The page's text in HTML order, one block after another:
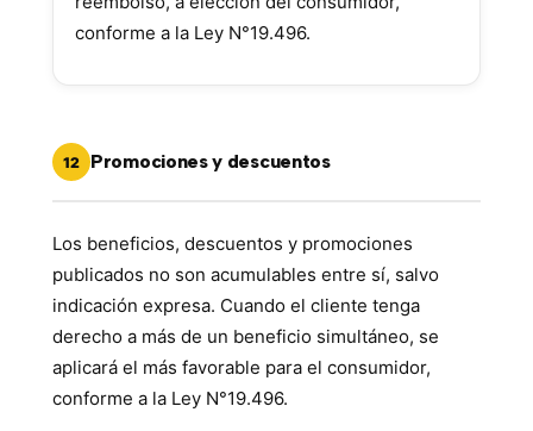
conforme a la Ley N°19.496.
12 Promociones y descuentos
Los beneficios, descuentos y promociones
publicados no son acumulables entre sí, salvo
indicación expresa. Cuando el cliente tenga
derecho a más de un beneficio simultáneo, se
aplicará el más favorable para el consumidor,
conforme a la Ley N°19.496.